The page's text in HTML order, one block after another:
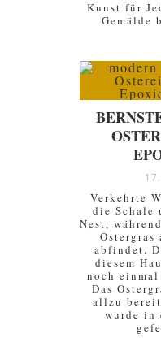
Kunst für
Gemälde
Verkehrte
die Schale
Nest,
Ostergras
abfindet.
diesem
noch
Das
allzu
wurde in